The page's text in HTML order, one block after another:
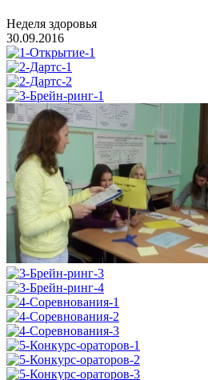
Неделя здоровья
30.09.2016